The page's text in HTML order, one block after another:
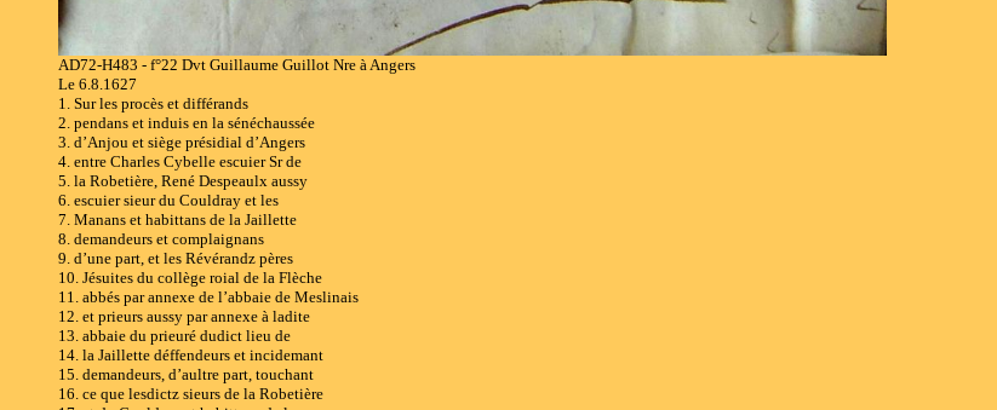
AD72-H483 - f°22 Dvt Guillaume Guillot Nre à Angers
Le 6.8.1627
1. Sur les procès et différands
2. pendans et induis en la sénéchaussée
3. d’Anjou et siège présidial d’Angers
4. entre Charles Cybelle escuier Sr de
5. la Robetière, René Despeaulx aussy
6. escuier sieur du Couldray et les
7. Manans et habittans de la Jaillette
8. demandeurs et complaignans
9. d’une part, et les Révérandz pères
10. Jésuites du collège roial de la Flèche
11. abbés par annexe de l’abbaie de Meslinais
12. et prieurs aussy par annexe à ladite
13. abbaie du prieuré dudict lieu de
14. la Jaillette déffendeurs et incidemant
15. demandeurs, d’aultre part, touchant
16. ce que lesdictz sieurs de la Robetière